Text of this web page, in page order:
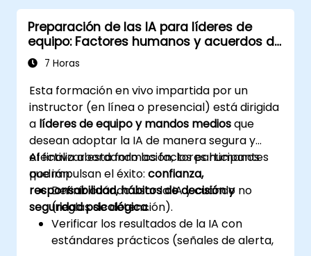
Preparación de las IA para líderes de
equipo: Factores humanos y acuerdos de
equipo7 Horas
Esta formación en vivo impartida por un
instructor (en línea o presencial) está dirigida
a líderes de equipo y mandos mediosque
desean adoptar la IA de manera segura y
efectiva abordando los factores humanos
que impulsan el éxito:confianza,
responsabilidad, hábitos de decisión y
seguridad psicológica.
Al finalizar esta formación, los participantes
podrán:
Definir cuándo usar la IA y cuándo no
(reglas de detención).
Verificar los resultados de la IA con
estándares prácticos (señales de alerta,